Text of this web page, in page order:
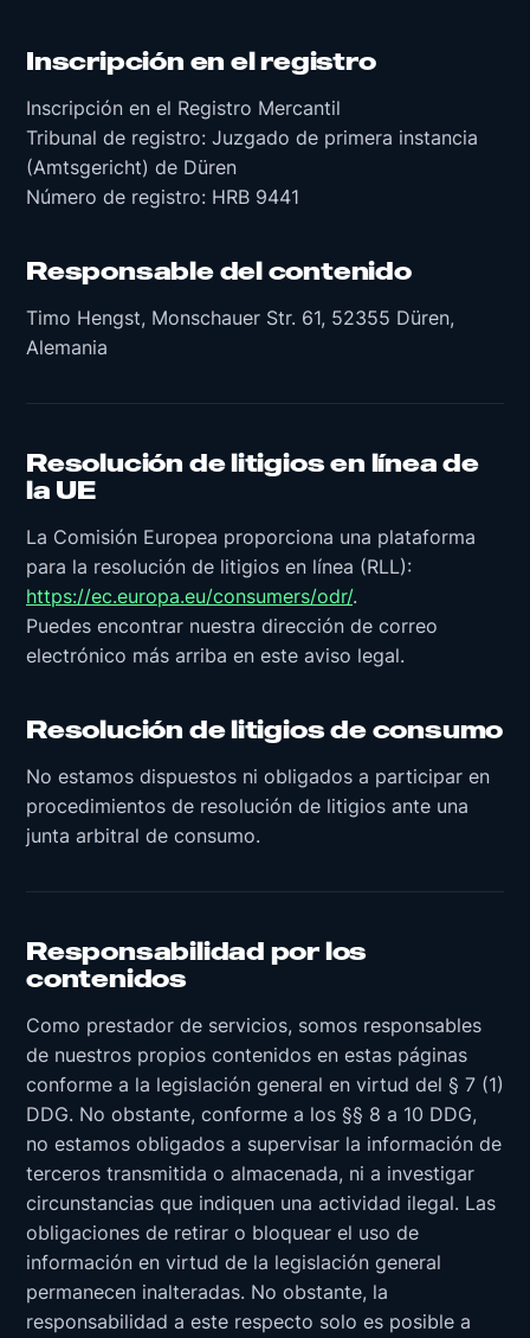
Inscripción en el registro
Inscripción en el Registro Mercantil
Tribunal de registro: Juzgado de primera instancia
(Amtsgericht) de Düren
Número de registro: HRB 9441
Responsable del contenido
Timo Hengst, Monschauer Str. 61, 52355 Düren,
Alemania
Resolución de litigios en línea de
la UE
La Comisión Europea proporciona una plataforma
para la resolución de litigios en línea (RLL):
https://ec.europa.eu/consumers/odr/.
Puedes encontrar nuestra dirección de correo
electrónico más arriba en este aviso legal.
Resolución de litigios de consumo
No estamos dispuestos ni obligados a participar en
procedimientos de resolución de litigios ante una
junta arbitral de consumo.
Responsabilidad por los
contenidos
Como prestador de servicios, somos responsables
de nuestros propios contenidos en estas páginas
conforme a la legislación general en virtud del § 7 (1)
DDG. No obstante, conforme a los §§ 8 a 10 DDG,
no estamos obligados a supervisar la información de
terceros transmitida o almacenada, ni a investigar
circunstancias que indiquen una actividad ilegal. Las
obligaciones de retirar o bloquear el uso de
información en virtud de la legislación general
permanecen inalteradas. No obstante, la
responsabilidad a este respecto solo es posible a